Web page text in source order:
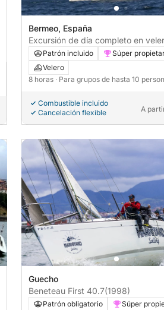
Bermeo, España
Excursión de día completo en
Bermeo.
Patrón incluido
Súper
Velero
8 horas · Para grupos de hasta 10
Combustible incluido
Cancelación flexible
A
Guecho
Beneteau First 40.7(1998)
Patrón obligatorio
Súper